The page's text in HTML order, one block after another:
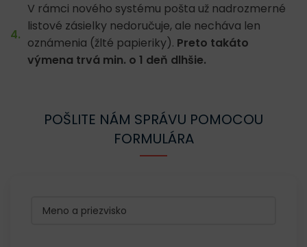
V rámci nového systému pošta už nadrozmerné
listové zásielky nedoručuje, ale necháva len
oznámenia (žlté papieriky). Preto takáto
výmena trvá min. o 1 deň dlhšie.
POŠLITE NÁM SPRÁVU POMOCOU
FORMULÁRA